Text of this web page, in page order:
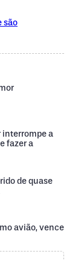
são
interrompe a
fazer a
de quase
avião, vence